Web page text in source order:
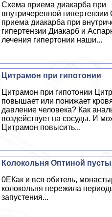
Схема приема диакарба при
внутричерепной
приема диакарба при
гипертензии Диакарб и
лечения гипертонии наши...
Цитрамон при гипотонии
Цитрамон при гипотонии
повышает или понижает
давление человека? Как
воздействует на сосуды. И
Цитрамон повысить...
Колокольня Оптиной
0EКак и вся обитель,
колокольня пережила
запустения...